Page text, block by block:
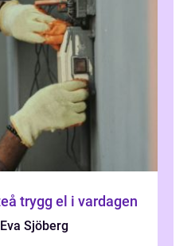
Elservice skellefteå trygg el i vardagen
Eva Sjöberg